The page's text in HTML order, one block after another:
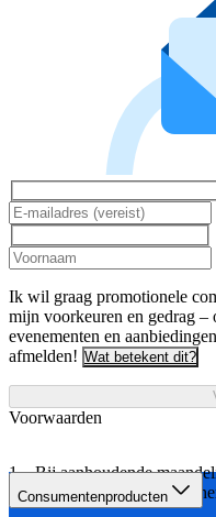
Ik wil graag promotionele
mijn voorkeuren en gedrag –
evenementen en
afmelden! Wat betekent dit?
Voorwaarden
Bij aanhoudende
aangegeven
Consumentenproducten